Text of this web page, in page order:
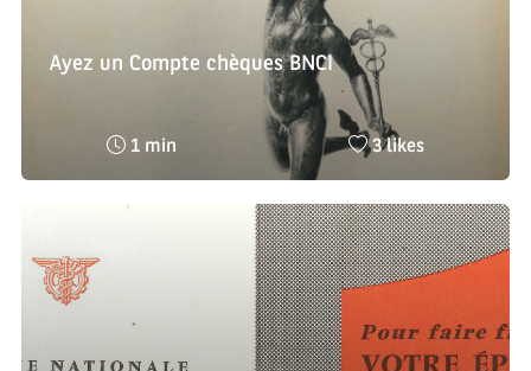
Ayez un Compte chèques BNCI
Temps
lecture
1 min
Nombre
likes
:
3 likes